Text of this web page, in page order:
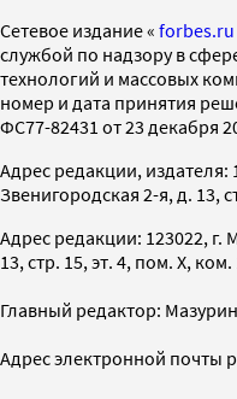
Cетевое издание « forbes.ru
службой по надзору в
технологий и массовых
номер и дата принятия
ФС77-82431 от 23 декабря
Адрес редакции, издателя:
Звенигородская 2-я, д. 13,
Адрес редакции: 123022, г.
13, стр. 15, эт. 4, пом. X, ком.
Главный редактор:
Адрес электронной почты